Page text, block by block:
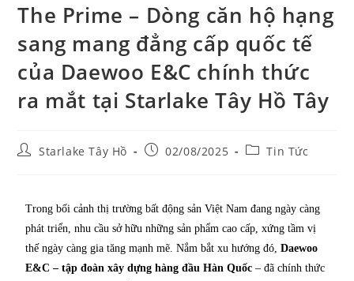
The Prime – Dòng căn hộ hạng
sang mang đẳng cấp quốc tế
của Daewoo E&C chính thức
ra mắt tại Starlake Tây Hồ Tây
Starlake Tây Hồ 02/08/2025 Tin Tức
Trong bối cảnh thị trường bất động sản Việt Nam đang ngày càng
phát triển, nhu cầu sở hữu những sản phẩm cao cấp, xứng tầm vị
thế ngày càng gia tăng mạnh mẽ. Nắm bắt xu hướng đó,Daewoo
E&C – tập đoàn xây dựng hàng đầu Hàn Quốc – đã chính thức